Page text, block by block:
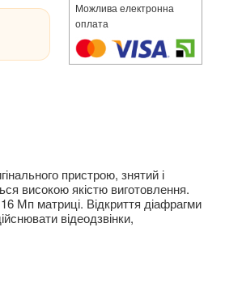
Можлива електронна
оплата
пристрою, знятий і
високою якістю виготовлення.
Мп матриці. Відкриття діафрагми
відеодзвінки,